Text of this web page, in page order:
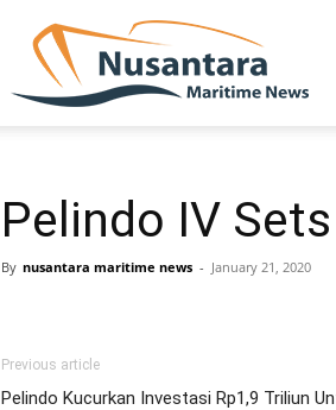
Pelindo IV
By nusantara maritime news - January 21, 2020
Previous article
Pelindo Kucurkan Investasi Rp1,9 Triliun